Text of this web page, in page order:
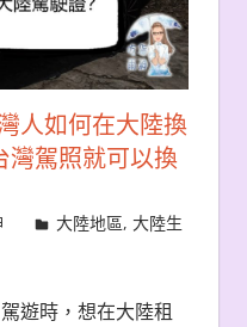
人如何在大陸換
灣駕照就可以換
大陸地區,大陸生
遊時，想在大陸租